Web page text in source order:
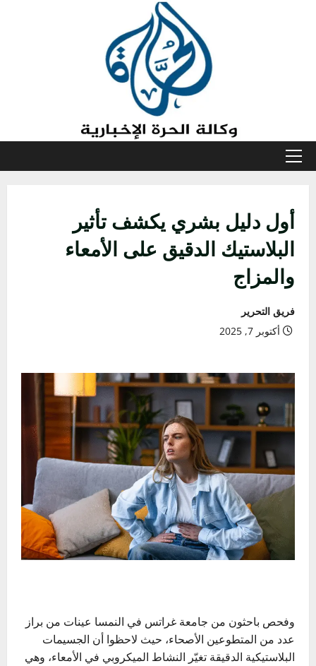
القائمة
أول دليل بشري يكشف تأثير
البلاستيك الدقيق على الأمعاء
والمزاج
فريق التحرير
أكتوبر 7, 2025
وفحص باحثون من جامعة غراتس في النمسا عينات من براز
عدد من المتطوعين الأصحاء، حيث لاحظوا أن الجسيمات
البلاستيكية الدقيقة تغيّر النشاط الميكروبي في الأمعاء، وهي